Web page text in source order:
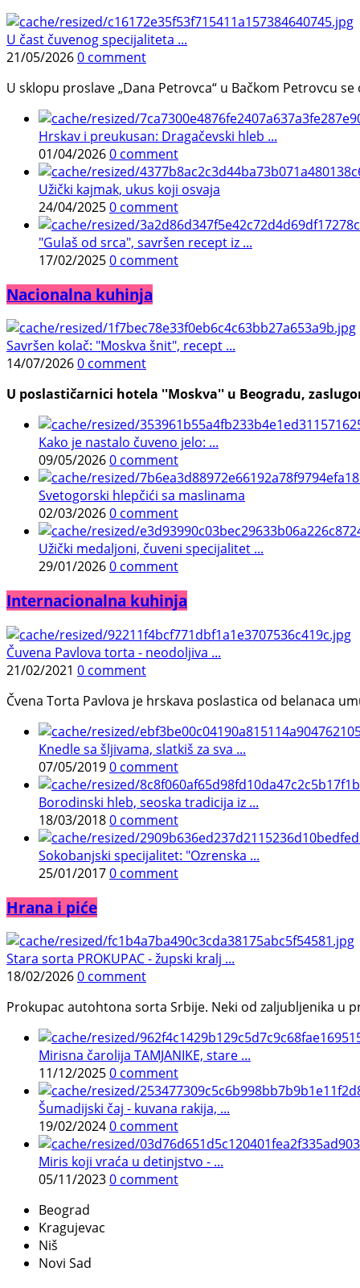
U čast čuvenog specijaliteta ...
21/05/20260 comment
U sklopu proslave „Dana Petrovca“ u Bačkom Petrovcu
Hrskav i preukusan: Dragačevski hleb ...
01/04/20260 comment
Užički kajmak, ukus koji osvaja
24/04/20250 comment
"Gulaš od srca", savršen recept iz ...
17/02/20250 comment
Nacionalna kuhinja
Savršen kolač: "Moskva šnit", recept ...
14/07/20260 comment
U poslastičarnici hotela ''Moskva'' u Beogradu,
Kako je nastalo čuveno jelo: ...
09/05/20260 comment
Svetogorski hlepčići sa maslinama
02/03/20260 comment
Užički medaljoni, čuveni specijalitet ...
29/01/20260 comment
Internacionalna kuhinja
Čuvena Pavlova torta - neodoljiva ...
21/02/2021 0 comment
Čvena Torta Pavlova je hrskava poslastica od belanaca
Knedle sa šljivama, slatkiš za sva ...
07/05/20190 comment
Borodinski hleb, seoska tradicija iz ...
18/03/20180 comment
Sokobanjski specijalitet: "Ozrenska ...
25/01/20170 comment
Hrana i piće
Stara sorta PROKUPAC - župski kralj ...
18/02/20260 comment
Prokupac autohtona sorta Srbije. Neki od zaljubljenika u
Mirisna čarolija TAMJANIKE, stare ...
11/12/20250 comment
Šumadijski čaj - kuvana rakija, ...
19/02/20240 comment
Miris koji vraća u detinjstvo - ...
05/11/20230 comment
Beograd
Kragujevac
Niš
Novi Sad